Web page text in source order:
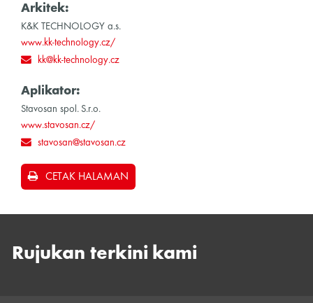
Arkitek:
K&K TECHNOLOGY a.s.
www.kk-technology.cz/
kk@kk-technology.cz
Aplikator:
Stavosan spol. S.r.o.
www.stavosan.cz/
stavosan@stavosan.cz
CETAK HALAMAN
Rujukan terkini kami